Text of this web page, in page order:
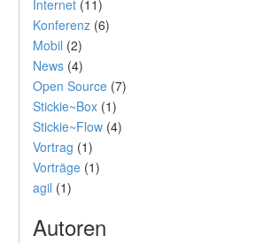
Internet (11)
Konferenz (6)
Mobil (2)
News (4)
Open Source (7)
Stickie~Box (1)
Stickie~Flow (4)
Vortrag (1)
Vorträge (1)
agil (1)
Autoren